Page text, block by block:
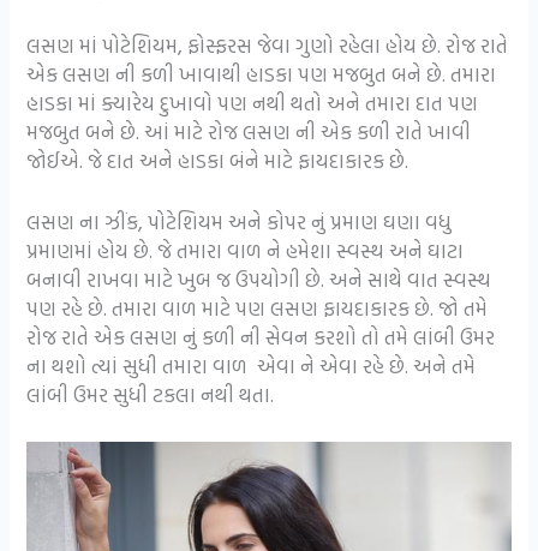
લસણ માં પોટેશિયમ, ફોસ્ફરસ જેવા ગુણો રહેલા હોય છે. રોજ રાતે
એક લસણ ની કળી ખાવાથી હાડકા પણ મજબુત બને છે. તમારા
હાડકા માં ક્યારેય દુખાવો પણ નથી થતો અને તમારા દાત પણ
મજબુત બને છે. આં માટે રોજ લસણ ની એક કળી રાતે ખાવી
જોઈએ. જે દાત અને હાડકા બંને માટે ફાયદાકારક છે.
લસણ ના ઝીંક, પોટેશિયમ અને કોપર નું પ્રમાણ ઘણા વધુ
પ્રમાણમાં હોય છે. જે તમારા વાળ ને હમેશા સ્વસ્થ અને ઘાટા
બનાવી રાખવા માટે ખુબ જ ઉપયોગી છે. અને સાથે વાત સ્વસ્થ
પણ રહે છે. તમારા વાળ માટે પણ લસણ ફાયદાકારક છે. જો તમે
રોજ રાતે એક લસણ નું કળી ની સેવન કરશો તો તમે લાંબી ઉમર
ના થશો ત્યાં સુધી તમારા વાળ એવા ને એવા રહે છે. અને તમે
લાંબી ઉમર સુધી ટકલા નથી થતા.